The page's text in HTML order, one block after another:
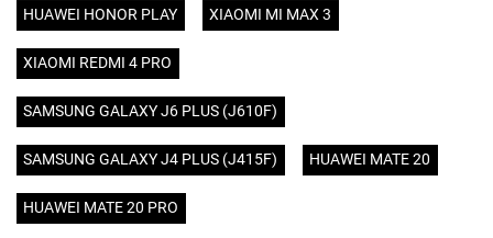
HUAWEI HONOR PLAY XIAOMI MI MAX 3
XIAOMI REDMI 4 PRO
SAMSUNG GALAXY J6 PLUS (J610F)
SAMSUNG GALAXY J4 PLUS (J415F) HUAWEI MATE 20
HUAWEI MATE 20 PRO